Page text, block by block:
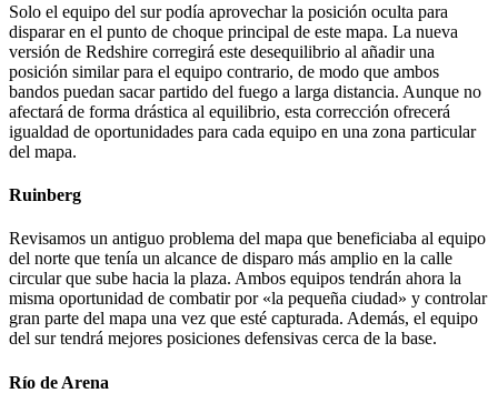
Solo el equipo del sur podía aprovechar la posición oculta para
disparar en el punto de choque principal de este mapa. La nueva
versión de Redshire corregirá este desequilibrio al añadir una
posición similar para el equipo contrario, de modo que ambos
bandos puedan sacar partido del fuego a larga distancia. Aunque no
afectará de forma drástica al equilibrio, esta corrección ofrecerá
igualdad de oportunidades para cada equipo en una zona particular
del mapa.
Ruinberg
Revisamos un antiguo problema del mapa que beneficiaba al equipo
del norte que tenía un alcance de disparo más amplio en la calle
circular que sube hacia la plaza. Ambos equipos tendrán ahora la
misma oportunidad de combatir por «la pequeña ciudad» y controlar
gran parte del mapa una vez que esté capturada. Además, el equipo
del sur tendrá mejores posiciones defensivas cerca de la base.
Río de Arena